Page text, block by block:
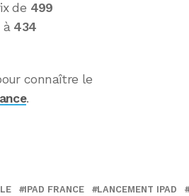
de 499
à 434
connaître le
.
IPAD FRANCE LANCEMENT IPAD